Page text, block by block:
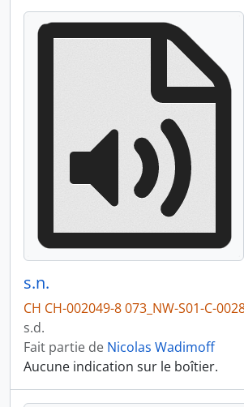
s.n.
CH CH-002049-8 073_NW-S01-C-
s.d.
Fait partie de Nicolas Wadimoff
Aucune indication sur le boîtier.